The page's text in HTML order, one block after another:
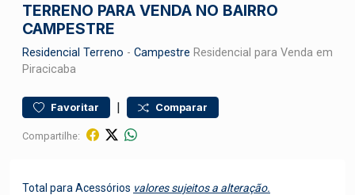
TERRENO PARA VENDA NO BAIRRO
CAMPESTRE
Residencial Terreno - Campestre Residencial para Venda em
Piracicaba
Favoritar | Comparar
Compartilhe:
Total para Acessórios valores sujeitos a alteração.